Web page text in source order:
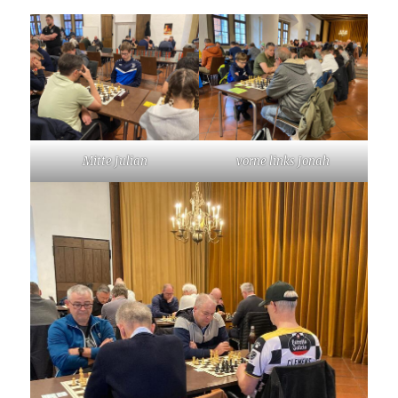
Mitte Julian vorne links Jonah